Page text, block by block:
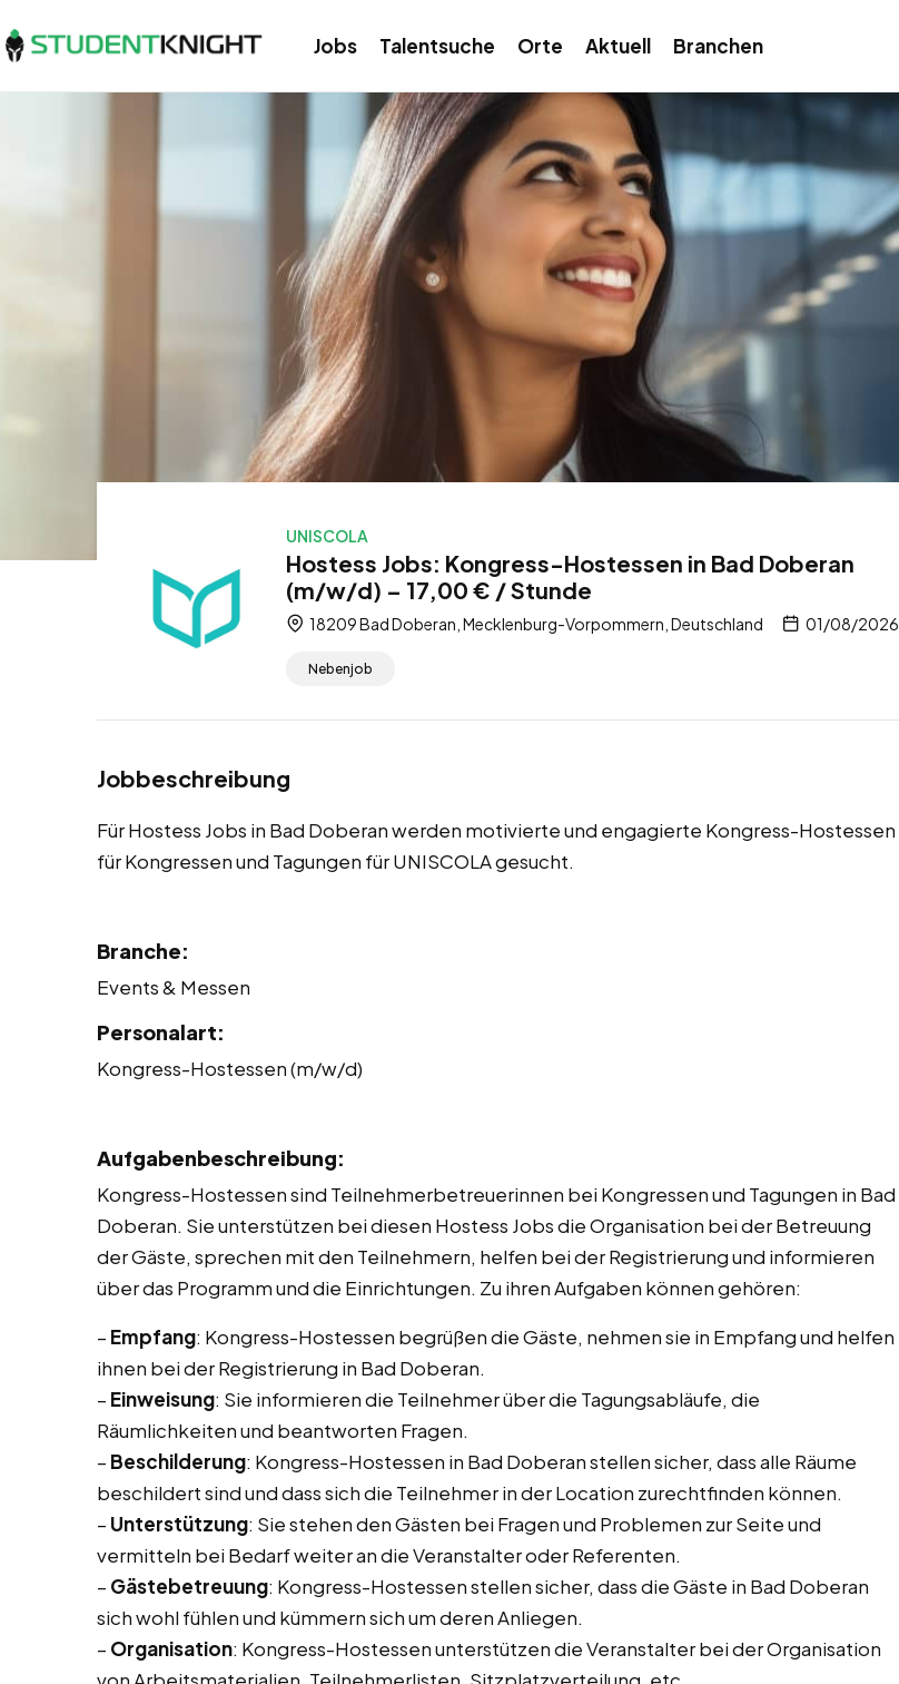
Jobs Talentsuche Orte Aktuell Branchen
UNISCOLA
Hostess Jobs: Kongress-Hostessen in Bad Doberan
(m/w/d) – 17,00 € / Stunde
18209 Bad Doberan, Mecklenburg-Vorpommern, Deutschland 01/08/2026
Nebenjob
Jobbeschreibung
Für Hostess Jobs in Bad Doberan werden motivierte und engagierte Kongress-Hostessen
für Kongressen und Tagungen für UNISCOLA gesucht.
Branche:
Events & Messen
Personalart:
Kongress-Hostessen (m/w/d)
Aufgabenbeschreibung:
Kongress-Hostessen sind Teilnehmerbetreuerinnen bei Kongressen und Tagungen in Bad
Doberan. Sie unterstützen bei diesen Hostess Jobs die Organisation bei der Betreuung
der Gäste, sprechen mit den Teilnehmern, helfen bei der Registrierung und informieren
über das Programm und die Einrichtungen. Zu ihren Aufgaben können gehören:
– Empfang: Kongress-Hostessen begrüßen die Gäste, nehmen sie in Empfang und helfen
ihnen bei der Registrierung in Bad Doberan.
– Einweisung: Sie informieren die Teilnehmer über die Tagungsabläufe, die
Räumlichkeiten und beantworten Fragen.
– Beschilderung: Kongress-Hostessen in Bad Doberan stellen sicher, dass alle Räume
beschildert sind und dass sich die Teilnehmer in der Location zurechtfinden können.
– Unterstützung: Sie stehen den Gästen bei Fragen und Problemen zur Seite und
vermitteln bei Bedarf weiter an die Veranstalter oder Referenten.
– Gästebetreuung: Kongress-Hostessen stellen sicher, dass die Gäste in Bad Doberan
sich wohl fühlen und kümmern sich um deren Anliegen.
– Organisation: Kongress-Hostessen unterstützen die Veranstalter bei der Organisation